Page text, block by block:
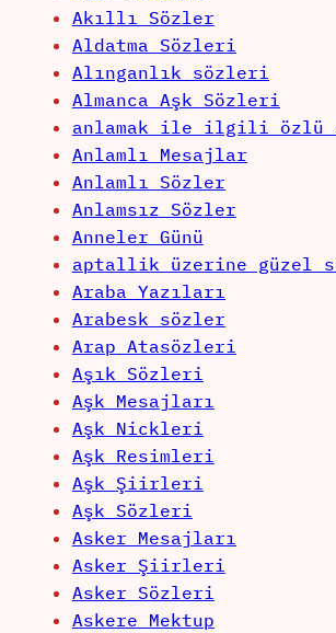
Akıllı Sözler
Aldatma Sözleri
Alınganlık sözleri
Almanca Aşk Sözleri
anlamak ile ilgili özlü
Anlamlı Mesajlar
Anlamlı Sözler
Anlamsız Sözler
Anneler Günü
aptallik üzerine güzel
Araba Yazıları
Arabesk sözler
Arap Atasözleri
Aşık Sözleri
Aşk Mesajları
Aşk Nickleri
Aşk Resimleri
Aşk Şiirleri
Aşk Sözleri
Asker Mesajları
Asker Şiirleri
Asker Sözleri
Askere Mektup